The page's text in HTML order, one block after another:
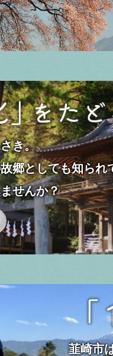
う！穴山町
日
イベ
特
明野ひまわ
ー※要申込
日
日
イベ
き。
郷としても知られ
せんか？
韮崎市